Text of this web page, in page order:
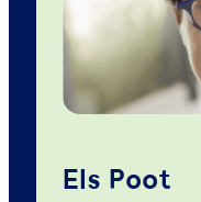
Els Poot